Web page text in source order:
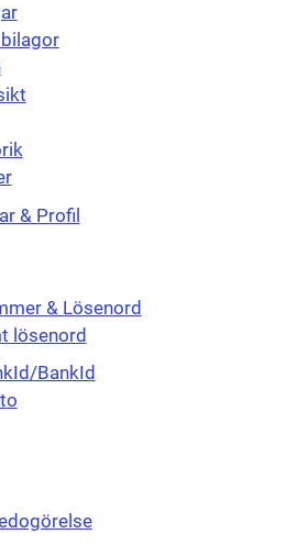
& Profil
& Lösenord
lösenord
BankId